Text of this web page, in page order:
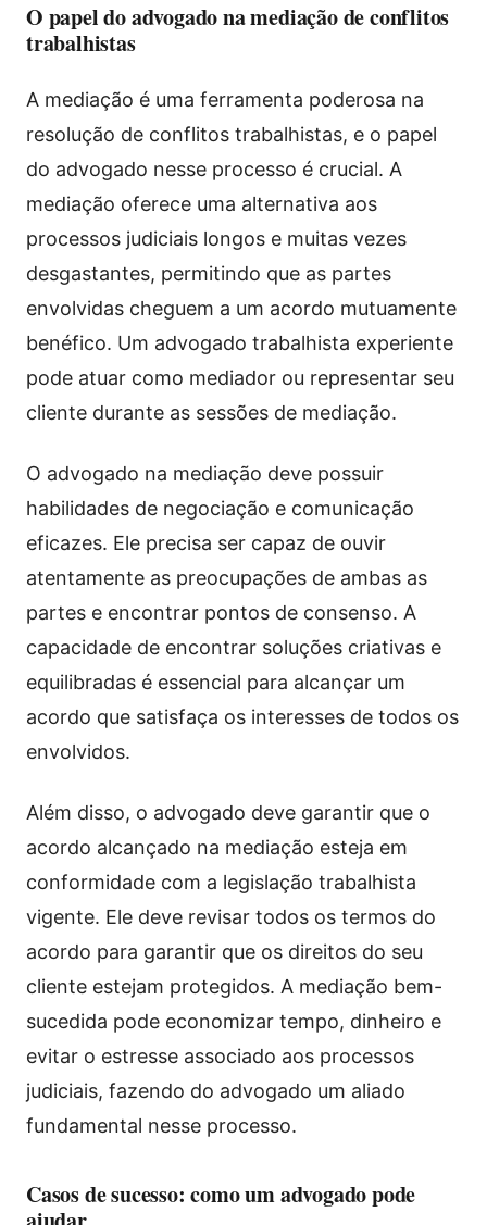
O papel do advogado na mediação de conflitos
trabalhistas
A mediação é uma ferramenta poderosa na
resolução de conflitos trabalhistas, e o papel
do advogado nesse processo é crucial. A
mediação oferece uma alternativa aos
processos judiciais longos e muitas vezes
desgastantes, permitindo que as partes
envolvidas cheguem a um acordo mutuamente
benéfico. Um advogado trabalhista experiente
pode atuar como mediador ou representar seu
cliente durante as sessões de mediação.
O advogado na mediação deve possuir
habilidades de negociação e comunicação
eficazes. Ele precisa ser capaz de ouvir
atentamente as preocupações de ambas as
partes e encontrar pontos de consenso. A
capacidade de encontrar soluções criativas e
equilibradas é essencial para alcançar um
acordo que satisfaça os interesses de todos os
envolvidos.
Além disso, o advogado deve garantir que o
acordo alcançado na mediação esteja em
conformidade com a legislação trabalhista
vigente. Ele deve revisar todos os termos do
acordo para garantir que os direitos do seu
cliente estejam protegidos. A mediação bem-
sucedida pode economizar tempo, dinheiro e
evitar o estresse associado aos processos
judiciais, fazendo do advogado um aliado
fundamental nesse processo.
Casos de sucesso: como um advogado pode